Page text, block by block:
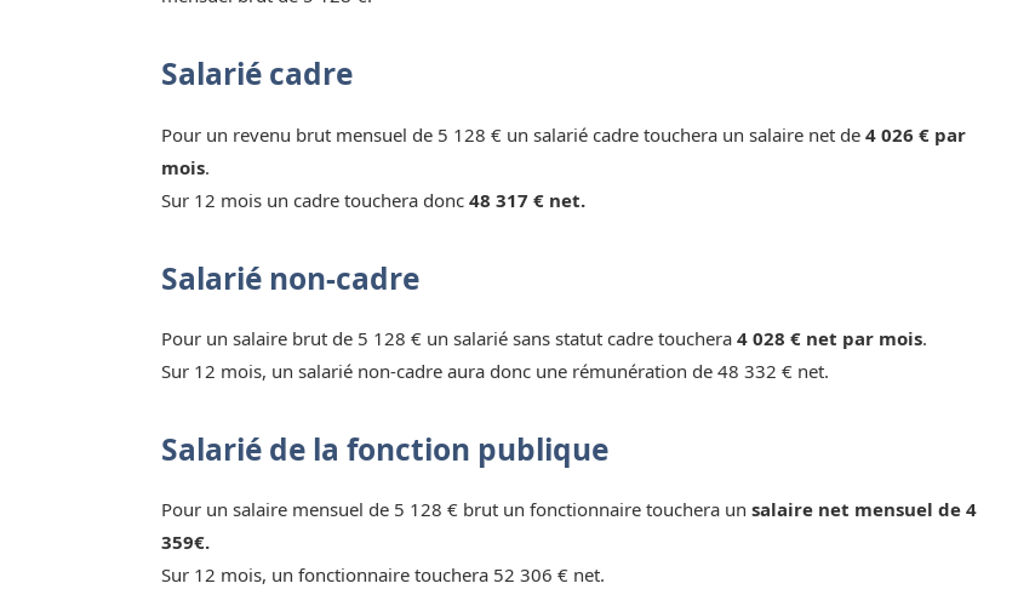
Salarié cadre
Pour un revenu brut mensuel de 5 128 € un salarié cadre touchera un salaire net de 4 026 € par
mois.
Sur 12 mois un cadre touchera donc 48 317 € net.
Salarié non-cadre
Pour un salaire brut de 5 128 € un salarié sans statut cadre touchera 4 028 € net par mois.
Sur 12 mois, un salarié non-cadre aura donc une rémunération de 48 332 € net.
Salarié de la fonction publique
Pour un salaire mensuel de 5 128 € brut un fonctionnaire touchera un salaire net mensuel de 4
359€.
Sur 12 mois, un fonctionnaire touchera 52 306 € net.